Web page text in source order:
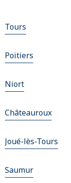
Tours
Poitiers
Niort
Châteauroux
Joué-lès-Tours
Saumur